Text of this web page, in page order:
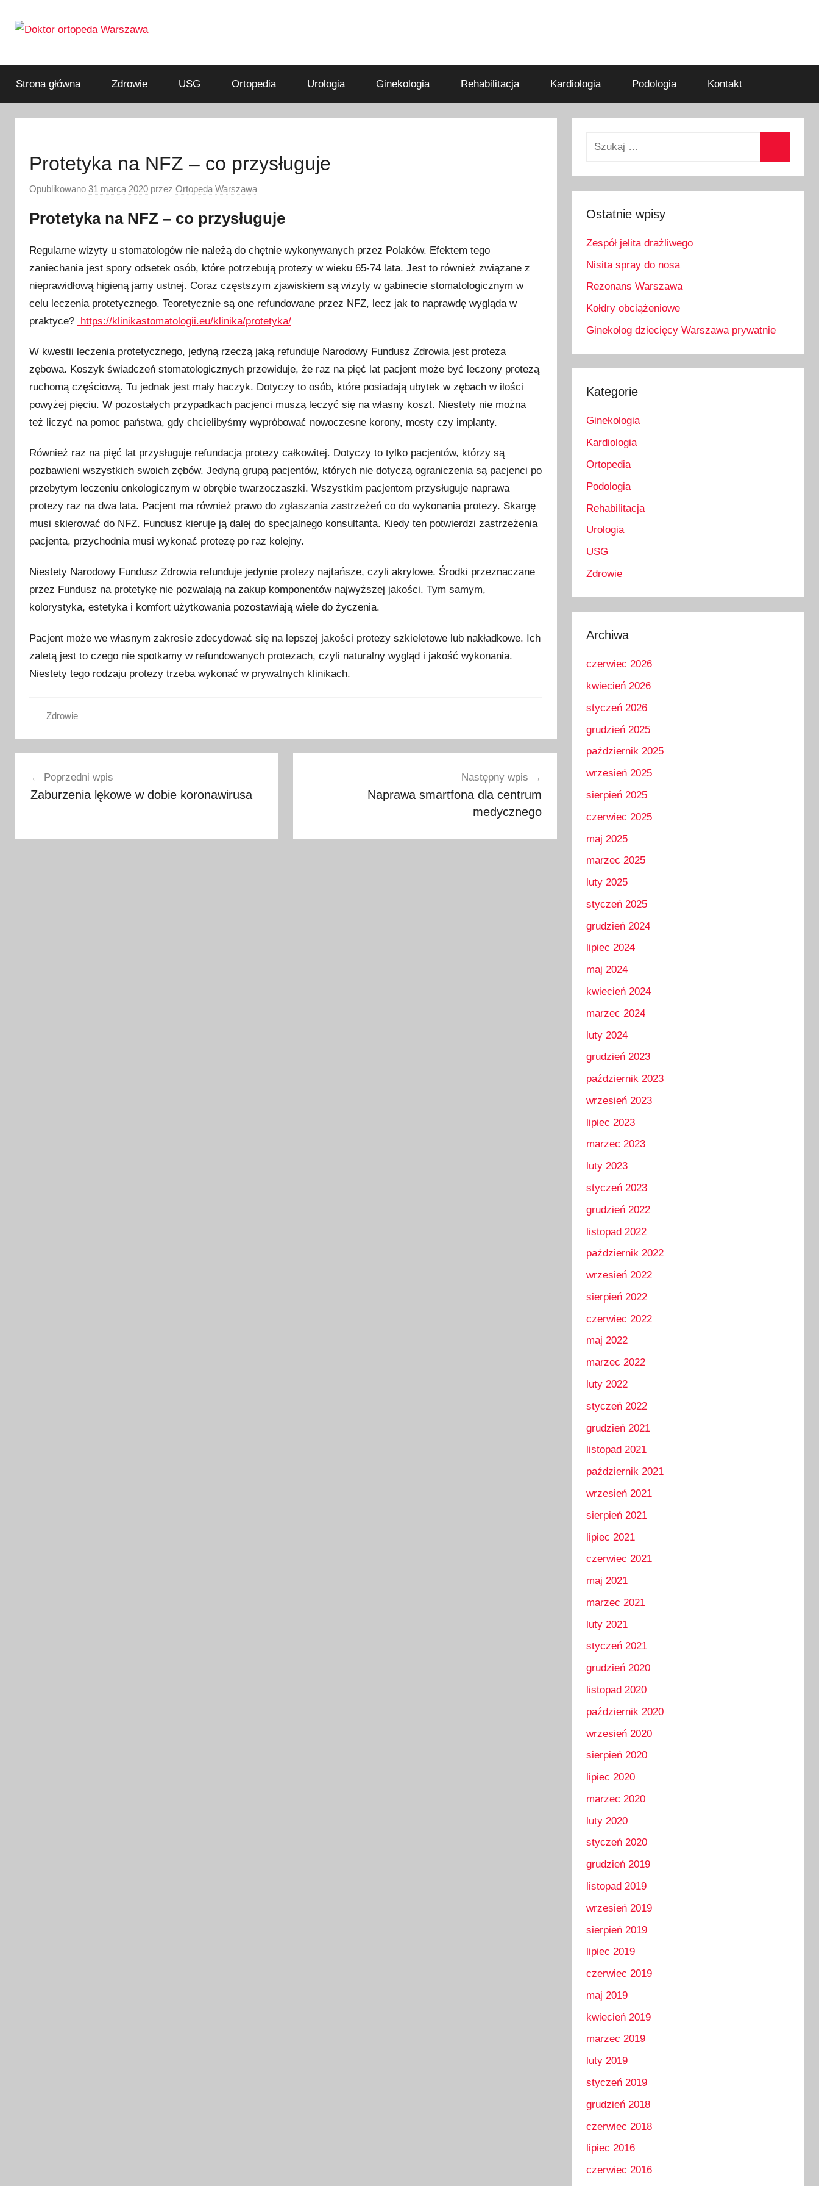
Doktor
ortopeda
Warszawa,
usg
Strona główna Zdrowie USG Ortopedia Urologia Ginekologia Rehabilitacja Kardiologia Podologia Kontakt
Protetyka na NFZ – co przysługuje
Opublikowano 31 marca 2020 przez Ortopeda Warszawa
Protetyka na NFZ – co przysługuje
Regularne wizyty u stomatologów nie należą do chętnie wykonywanych przez Polaków. Efektem tego
zaniechania jest spory odsetek osób, które potrzebują protezy w wieku 65-74 lata. Jest to również związane z
nieprawidłową higieną jamy ustnej. Coraz częstszym zjawiskiem są wizyty w gabinecie stomatologicznym w
celu leczenia protetycznego. Teoretycznie są one refundowane przez NFZ, lecz jak to naprawdę wygląda w
praktyce? https://klinikastomatologii.eu/klinika/protetyka/
W kwestii leczenia protetycznego, jedyną rzeczą jaką refunduje Narodowy Fundusz Zdrowia jest proteza
zębowa. Koszyk świadczeń stomatologicznych przewiduje, że raz na pięć lat pacjent może być leczony protezą
ruchomą częściową. Tu jednak jest mały haczyk. Dotyczy to osób, które posiadają ubytek w zębach w ilości
powyżej pięciu. W pozostałych przypadkach pacjenci muszą leczyć się na własny koszt. Niestety nie można
też liczyć na pomoc państwa, gdy chcielibyśmy wypróbować nowoczesne korony, mosty czy implanty.
Również raz na pięć lat przysługuje refundacja protezy całkowitej. Dotyczy to tylko pacjentów, którzy są
pozbawieni wszystkich swoich zębów. Jedyną grupą pacjentów, których nie dotyczą ograniczenia są pacjenci po
przebytym leczeniu onkologicznym w obrębie twarzoczaszki. Wszystkim pacjentom przysługuje naprawa
protezy raz na dwa lata. Pacjent ma również prawo do zgłaszania zastrzeżeń co do wykonania protezy. Skargę
musi skierować do NFZ. Fundusz kieruje ją dalej do specjalnego konsultanta. Kiedy ten potwierdzi zastrzeżenia
pacjenta, przychodnia musi wykonać protezę po raz kolejny.
Niestety Narodowy Fundusz Zdrowia refunduje jedynie protezy najtańsze, czyli akrylowe. Środki przeznaczane
przez Fundusz na protetykę nie pozwalają na zakup komponentów najwyższej jakości. Tym samym,
kolorystyka, estetyka i komfort użytkowania pozostawiają wiele do życzenia.
Pacjent może we własnym zakresie zdecydować się na lepszej jakości protezy szkieletowe lub nakładkowe. Ich
zaletą jest to czego nie spotkamy w refundowanych protezach, czyli naturalny wygląd i jakość wykonania.
Niestety tego rodzaju protezy trzeba wykonać w prywatnych klinikach.
Zdrowie
wpisuPoprzedni wpis
Zaburzenia lękowe w dobie koronawirusa
Następny wpis
Naprawa smartfona dla centrum
medycznego
Szukaj:
Ostatnie wpisy
Zespół jelita drażliwego
Nisita spray do nosa
Rezonans Warszawa
Kołdry obciążeniowe
Ginekolog dziecięcy Warszawa prywatnie
Kategorie
Ginekologia
Kardiologia
Ortopedia
Podologia
Rehabilitacja
Urologia
USG
Zdrowie
Archiwa
czerwiec 2026
kwiecień 2026
styczeń 2026
grudzień 2025
październik 2025
wrzesień 2025
sierpień 2025
czerwiec 2025
maj 2025
marzec 2025
luty 2025
styczeń 2025
grudzień 2024
lipiec 2024
maj 2024
kwiecień 2024
marzec 2024
luty 2024
grudzień 2023
październik 2023
wrzesień 2023
lipiec 2023
marzec 2023
luty 2023
styczeń 2023
grudzień 2022
listopad 2022
październik 2022
wrzesień 2022
sierpień 2022
czerwiec 2022
maj 2022
marzec 2022
luty 2022
styczeń 2022
grudzień 2021
listopad 2021
październik 2021
wrzesień 2021
sierpień 2021
lipiec 2021
czerwiec 2021
maj 2021
marzec 2021
luty 2021
styczeń 2021
grudzień 2020
listopad 2020
październik 2020
wrzesień 2020
sierpień 2020
lipiec 2020
marzec 2020
luty 2020
styczeń 2020
grudzień 2019
listopad 2019
wrzesień 2019
sierpień 2019
lipiec 2019
czerwiec 2019
maj 2019
kwiecień 2019
marzec 2019
luty 2019
styczeń 2019
grudzień 2018
czerwiec 2018
lipiec 2016
czerwiec 2016